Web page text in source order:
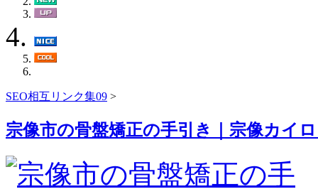
SEO相互リンク集09 >
宗像市の骨盤矯正の手引き｜宗像カイ